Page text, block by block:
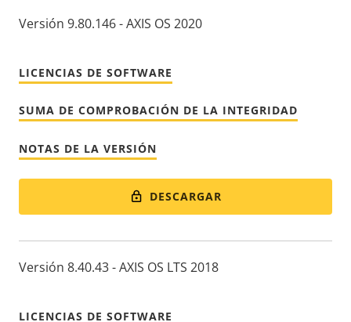
Versión 9.80.146 - AXIS OS 2020
LICENCIAS DE SOFTWARE
SUMA DE COMPROBACIÓN DE LA INTEGRIDAD
NOTAS DE LA VERSIÓN
DESCARGAR
Versión 8.40.43 - AXIS OS LTS 2018
LICENCIAS DE SOFTWARE